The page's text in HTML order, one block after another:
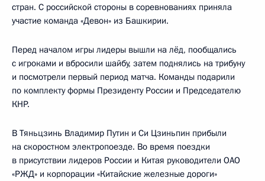
стран. С российской стороны в соревнованиях приняла
участие команда «Девон» из Башкирии.
Перед началом игры лидеры вышли на лёд, пообщались
с игроками и вбросили шайбу, затем поднялись на трибуну
и посмотрели первый период матча. Команды подарили
по комплекту формы Президенту России и Председателю
КНР.
В Тяньцзинь Владимир Путин и Си Цзиньпин прибыли
на скоростном электропоезде. Во время поездки
в присутствии лидеров России и Китая руководители ОАО
«РЖД» и корпорации «Китайские железные дороги»